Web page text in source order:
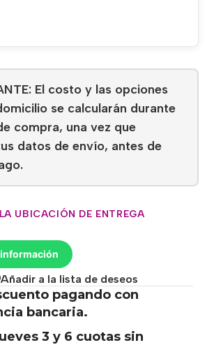
El costo y las opciones
se calcularán durante
compra, una vez que
datos de envío, antes de
UBICACIÓN DE ENTREGA
Añadir a la lista de deseos
pagando con
bancaria.
3 y 6 cuotas sin